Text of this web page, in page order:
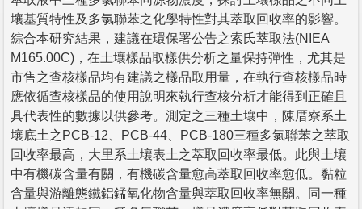
壤基質特性及多氯聯苯之化學特性對其萃取回收率的影響。
綜合本研究結果，建議在環保署公告之索氏萃取法(NIEA
M165.00C)，在土壤樣品取樣供分析之量保持彈性，尤其是
市售之查核樣品均有建議之樣品取用量，在執行查核樣品時
應依循查核樣品的使用說明來執行查核分析才能得到正確且
具代表性的數據以供參考。測定之三種土壤中，陳厝寮系土
壤底土之PCB-12、PCB-44、PCB-180三種多氯聯苯之萃取
回收率最高，大里系土壤表土之萃取回收率最低。此與土壤
中有機碳含量有關，有機碳含量愈高萃取回收率愈低。黏粒
含量與游離態鐵鋁錳氧化物含量與萃取回收率無關。同一種